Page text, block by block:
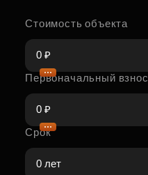
Стоимость объекта
Первоначальный взнос
Срок